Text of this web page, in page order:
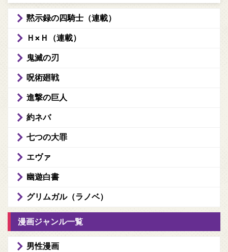
黙示録の四騎士（連載）
Ｈ×Ｈ（連載）
鬼滅の刃
呪術廻戦
進撃の巨人
約ネバ
七つの大罪
エヴァ
幽遊白書
グリムガル（ラノベ）
漫画ジャンル一覧
男性漫画